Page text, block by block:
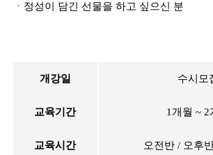
ㆍ정성이 담긴 선물을 하고 싶으신 분
개강일 수시모
교육기간 1개월 ~ 2
교육시간 오전반 / 오후